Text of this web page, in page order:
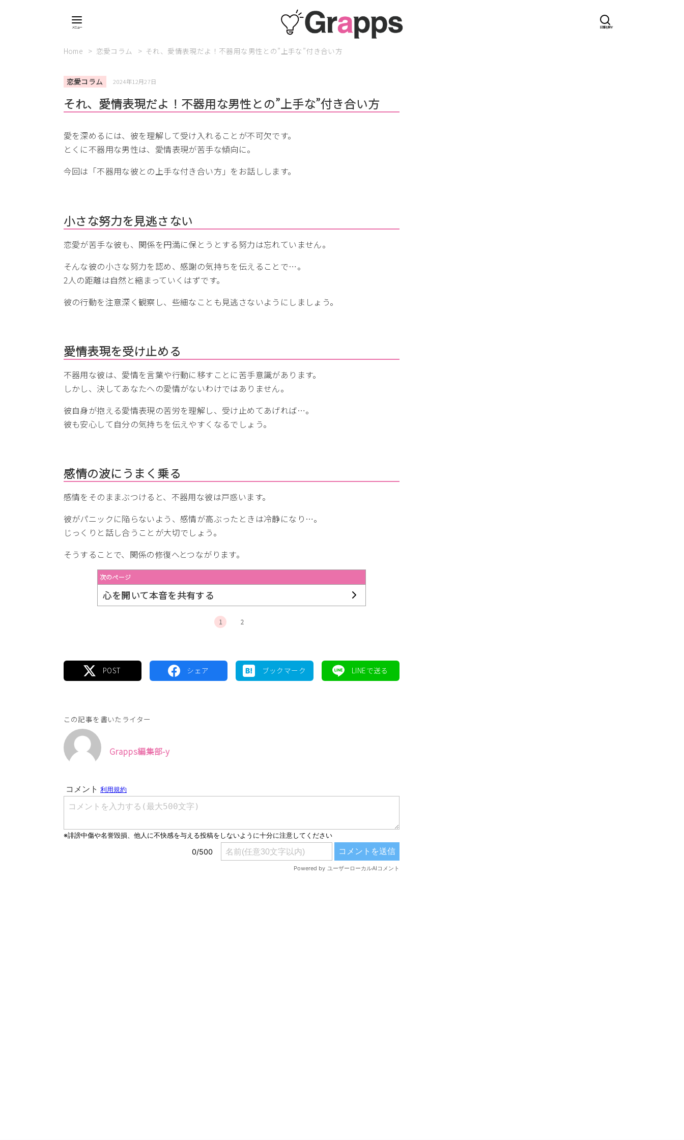
Home 恋愛コラム それ、愛情表現だよ！不器用な男性との”上手な”付き合い方
恋愛コラム 2024年12月27日
それ、愛情表現だよ！不器用な男性との”上手な”付き合い方
愛を深めるには、彼を理解して受け入れることが不可欠です。
とくに不器用な男性は、愛情表現が苦手な傾向に。
今回は「不器用な彼との上手な付き合い方」をお話しします。
小さな努力を見逃さない
恋愛が苦手な彼も、関係を円満に保とうとする努力は忘れていません。
そんな彼の小さな努力を認め、感謝の気持ちを伝えることで…。
2人の距離は自然と縮まっていくはずです。
彼の行動を注意深く観察し、些細なことも見逃さないようにしましょう。
愛情表現を受け止める
不器用な彼は、愛情を言葉や行動に移すことに苦手意識があります。
しかし、決してあなたへの愛情がないわけではありません。
彼自身が抱える愛情表現の苦労を理解し、受け止めてあげれば…。
彼も安心して自分の気持ちを伝えやすくなるでしょう。
感情の波にうまく乗る
感情をそのままぶつけると、不器用な彼は戸惑います。
彼がパニックに陥らないよう、感情が高ぶったときは冷静になり…。
じっくりと話し合うことが大切でしょう。
そうすることで、関係の修復へとつながります。
次のページ
心を開いて本音を共有する
1 2
この記事を書いたライター
Grapps編集部-y